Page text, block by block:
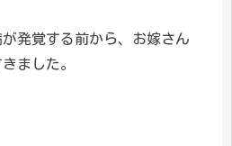
発覚する前から、お嫁さん
ました。